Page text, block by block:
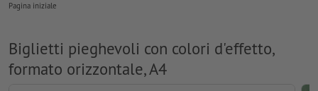
Pagina iniziale
Biglietti pieghevoli con colori d'effetto,
formato orizzontale, A4